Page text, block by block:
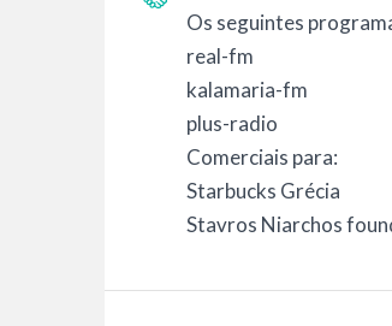
Os seguintes
real-fm
kalamaria-fm
plus-radio
Comerciais para:
Starbucks Grécia
Stavros Niarchos